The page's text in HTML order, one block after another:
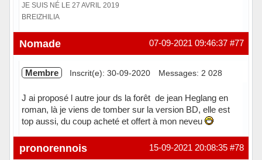
JE SUIS NÉ LE 27 AVRIL 2019
BREIZHILIA
Hors ligne #77
07-09-2021 09:46:37
Nomade
Membre Inscrit(e): 30-09-2020 Messages: 2 028
J ai proposé l autre jour ds la forêt de jean Heglang en
roman, là je viens de tomber sur la version BD, elle est
top aussi, du coup acheté et offert à mon neveu
Hors ligne #78
15-09-2021 20:08:35
pronorennois